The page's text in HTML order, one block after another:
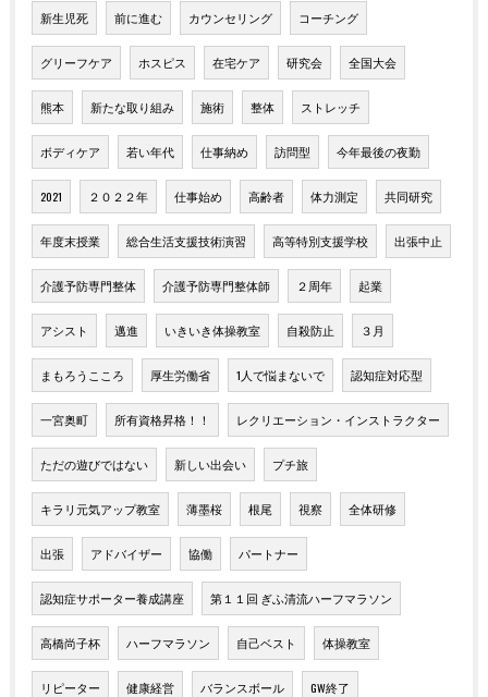
新生児死 前に進む カウンセリング コーチング
グリーフケア ホスピス 在宅ケア 研究会 全国大会
熊本 新たな取り組み 施術 整体 ストレッチ
ボディケア 若い年代 仕事納め 訪問型 今年最後の夜勤
2021 ２０２２年 仕事始め 高齢者 体力測定 共同研究
年度末授業 総合生活支援技術演習 高等特別支援学校 出張中止
介護予防専門整体 介護予防専門整体師 ２周年 起業
アシスト 邁進 いきいき体操教室 自殺防止 ３月
まもろうこころ 厚生労働省 1人で悩まないで 認知症対応型
一宮奥町 所有資格昇格！！ レクリエーション・インストラクター
ただの遊びではない 新しい出会い プチ旅
キラリ元気アップ教室 薄墨桜 根尾 視察 全体研修
出張 アドバイザー 協働 パートナー
認知症サポーター養成講座 第１１回 ぎふ清流ハーフマラソン
高橋尚子杯 ハーフマラソン 自己ベスト 体操教室
リピーター 健康経営 バランスボール GW終了